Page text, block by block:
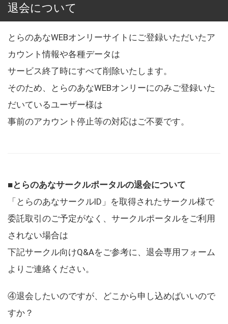
退会について
とらのあなWEBオンリーサイトにご登録いただいたア
カウント情報や各種データは
サービス終了時にすべて削除いたします。
そのため、とらのあなWEBオンリーにのみご登録いた
だいているユーザー様は
事前のアカウント停止等の対応はご不要です。
■とらのあなサークルポータルの退会について
「とらのあなサークルID」を取得されたサークル様で
委託取引のご予定がなく、サークルポータルをご利用
されない場合は
下記サークル向けQ&Aをご参考に、退会専用フォーム
よりご連絡ください。
④退会したいのですが、どこから申し込めばいいので
すか？